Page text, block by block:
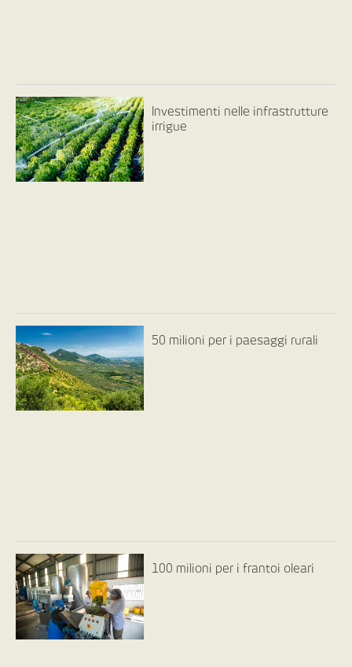
Investimenti nelle infrastrutture
irrigue
50 milioni per i paesaggi rurali
100 milioni per i frantoi oleari